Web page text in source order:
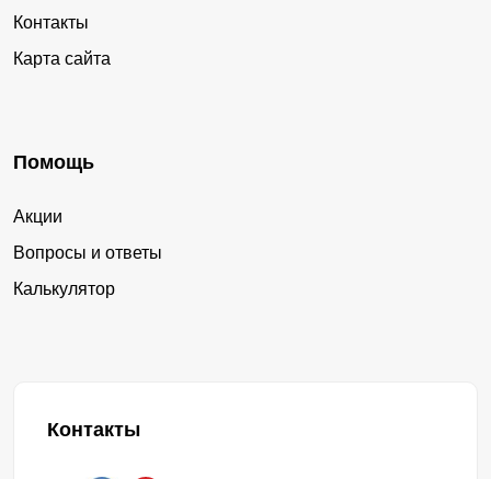
Контакты
Карта сайта
Помощь
Акции
Вопросы и ответы
Калькулятор
Контакты